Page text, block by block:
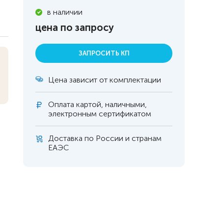
в наличии
цена по запросу
ЗАПРОСИТЬ КП
Цена зависит от комплектации
Оплата картой, наличными,
электронным сертификатом
Доставка по России и странам
ЕАЭС